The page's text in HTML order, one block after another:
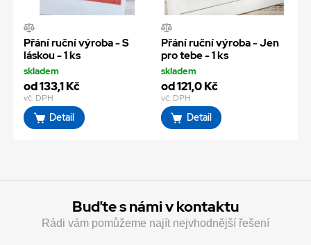
Přání ruční výroba - S
láskou - 1 ks
skladem
od 133,1 Kč
vč. DPH
Detail
Přání ruční výroba - Jen
pro tebe - 1 ks
skladem
od 121,0 Kč
vč. DPH
Detail
Buďte s námi v kontaktu
Rádi vám pomůžeme najít nejvhodnější řešení